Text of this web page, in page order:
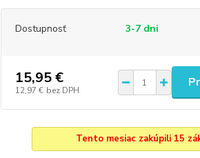
Dostupnosť 3-7 dni
15,95 €
12,97 € bez DPH
Tento mesiac zakúpili 15